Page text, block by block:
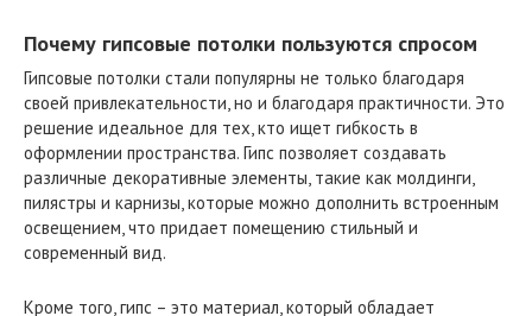
Почему гипсовые потолки пользуются спросом
Гипсовые потолки стали популярны не только благодаря
своей привлекательности, но и благодаря практичности. Это
решение идеальное для тех, кто ищет гибкость в
оформлении пространства. Гипс позволяет создавать
различные декоративные элементы, такие как молдинги,
пилястры и карнизы, которые можно дополнить встроенным
освещением, что придает помещению стильный и
современный вид.
Кроме того, гипс – это материал, который обладает